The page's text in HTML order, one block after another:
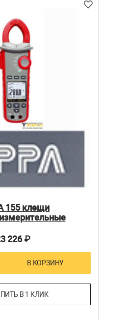
155 клещи
226₽
В КОРЗИНУ
В 1 КЛИК